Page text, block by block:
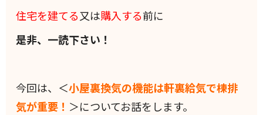
住宅を建てる又は購入する前に
是非、一読下さい！
今回は、＜小屋裏換気の機能は軒裏給気で棟排
気が重要！ ＞についてお話をします。